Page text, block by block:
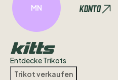
MN Konto
Entdecke Trikots
Trikot verkaufen